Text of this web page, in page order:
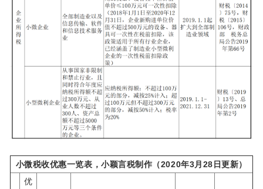
小微税收优惠一览表，小颖言税制作（2020年3月28日更新）
优